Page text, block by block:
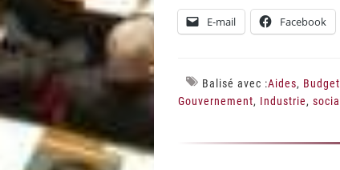
E-mail Facebook
Balisé avec :Aides, Budget
Gouvernement, Industrie, social